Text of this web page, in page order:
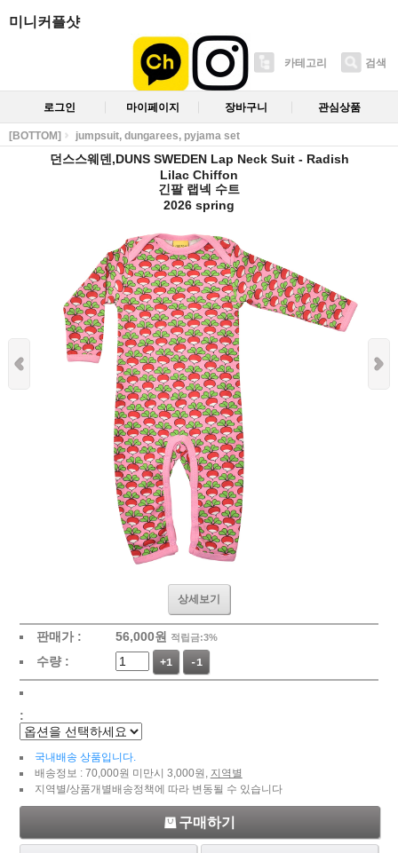
미니커플샷
카테고리 검색
로그인 마이페이지 장바구니 관심상품
[BOTTOM] jumpsuit, dungarees, pyjama set
던스스웨덴,DUNS SWEDEN Lap Neck Suit - Radish
Lilac Chiffon
긴팔 랩넥 수트
2026 spring
상세보기
판매가 : 56,000원 적립금:3%
수량 : +1 -1
:
국내배송 상품입니다.
배송정보 : 70,000원 미만시 3,000원, 지역별
지역별/상품개별배송정책에 따라 변동될 수 있습니다
구매하기